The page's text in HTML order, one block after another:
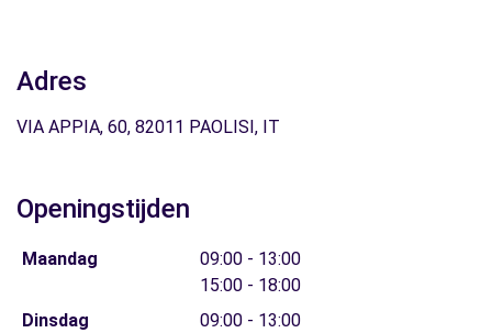
Adres
VIA APPIA, 60, 82011 PAOLISI, IT
Openingstijden
Maandag
09:00 - 13:00
15:00 - 18:00
Dinsdag
09:00 - 13:00